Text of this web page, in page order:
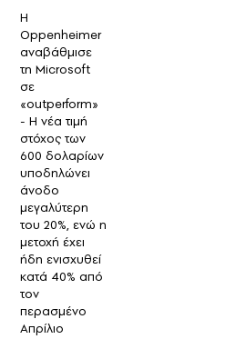
Η
Oppenheimer
αναβάθμισε
τη Microsoft
σε
«outperform»
- Η νέα τιμή
στόχος των
600 δολαρίων
υποδηλώνει
άνοδο
μεγαλύτερη
του 20%, ενώ η
μετοχή έχει
ήδη ενισχυθεί
κατά 40% από
τον
περασμένο
Απρίλιο